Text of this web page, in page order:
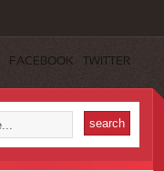
FACEBOOK TWITTER